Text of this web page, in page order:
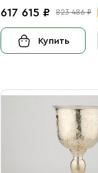
617 615 ₽ 823 486 ₽
Купить